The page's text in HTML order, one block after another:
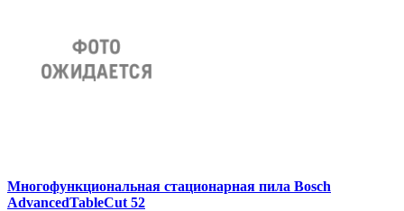
Многофункциональная стационарная пила Bosch
AdvancedTableCut 52